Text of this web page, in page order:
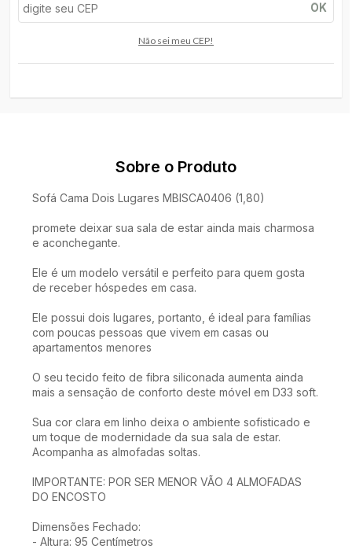
OK
Não sei meu CEP!
Sobre o Produto
Sofá Cama Dois Lugares MBISCA0406 (1,80)
promete deixar sua sala de estar ainda mais charmosa
e aconchegante.
Ele é um modelo versátil e perfeito para quem gosta
de receber hóspedes em casa.
Ele possui dois lugares, portanto, é ideal para famílias
com poucas pessoas que vivem em casas ou
apartamentos menores
O seu tecido feito de fibra siliconada aumenta ainda
mais a sensação de conforto deste móvel em D33 soft.
Sua cor clara em linho deixa o ambiente sofisticado e
um toque de modernidade da sua sala de estar.
Acompanha as almofadas soltas.
IMPORTANTE: POR SER MENOR VÃO 4 ALMOFADAS
DO ENCOSTO
Dimensões Fechado:
- Altura: 95 Centímetros